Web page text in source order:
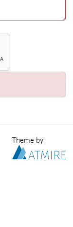
Theme by